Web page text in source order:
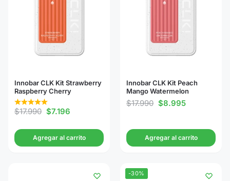
Innobar CLK Kit Strawberry
Raspberry Cherry
$17.990 $7.196
Agregar al carrito
Innobar CLK Kit Peach
Mango Watermelon
$17.990 $8.995
Agregar al carrito
-30%